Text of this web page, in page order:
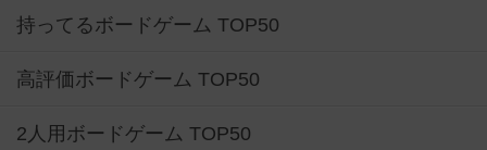
持ってるボードゲーム TOP50
高評価ボードゲーム TOP50
2人用ボードゲーム TOP50